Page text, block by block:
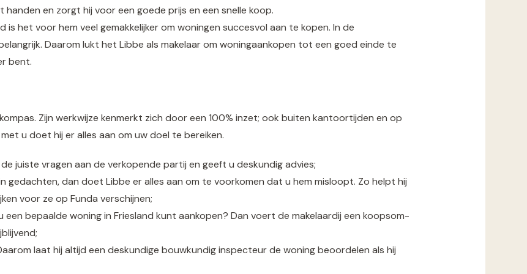
handen en zorgt hij voor een goede prijs en een snelle koop.
is het voor hem veel gemakkelijker om woningen succesvol aan te kopen. In de
Daarom lukt het Libbe als makelaar om woningaankopen tot een goed einde te
bent.
Zijn werkwijze kenmerkt zich door een 100% inzet; ook buiten kantoortijden en op
u doet hij er alles aan om uw doel te bereiken.
juiste vragen aan de verkopende partij en geeft u deskundig advies;
gedachten, dan doet Libbe er alles aan om te voorkomen dat u hem misloopt. Zo helpt hij
voor ze op Funda verschijnen;
bepaalde woning in Friesland kunt aankopen? Dan voert de makelaardij een koopsom-
laat hij altijd een deskundige bouwkundig inspecteur de woning beoordelen als hij